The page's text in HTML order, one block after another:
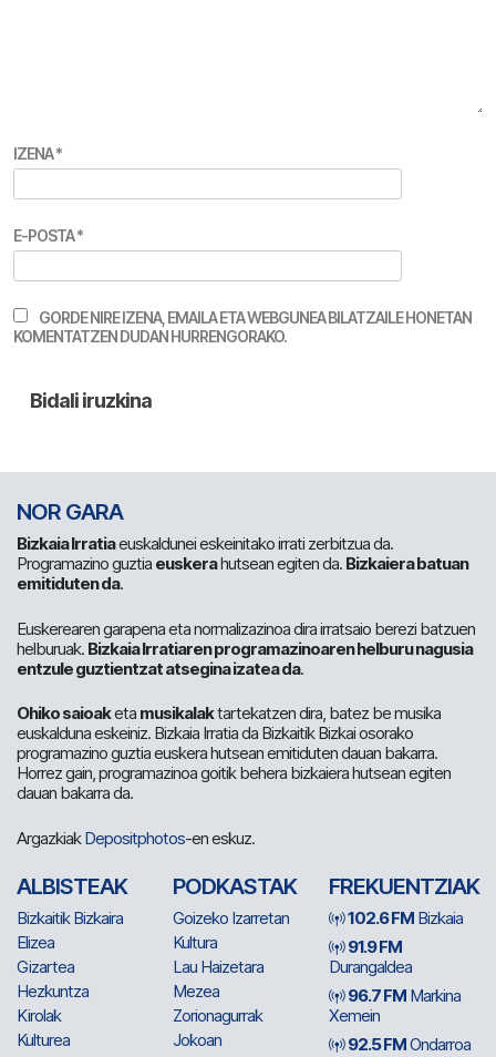
IZENA*
E-POSTA*
GORDE NIRE IZENA, EMAILA ETA WEBGUNEA BILATZAILE HONETAN
KOMENTATZEN DUDAN HURRENGORAKO.
NOR GARA
Bizkaia Irratiaeuskaldunei eskeinitako irrati zerbitzua da.
Programazino guztia euskerahutsean egiten da. Bizkaiera batuan
emitiduten da.
Euskerearen garapena eta normalizazinoa dira irratsaio berezi batzuen
helburuak. Bizkaia Irratiaren programazinoaren helburu nagusia
entzule guztientzat atsegina izatea da.
Ohiko saioaketa musikalaktartekatzen dira, batez be musika
euskalduna eskeiniz. Bizkaia Irratia da Bizkaitik Bizkai osorako
programazino guztia euskera hutsean emitiduten dauan bakarra.
Horrez gain, programazinoa goitik behera bizkaiera hutsean egiten
dauan bakarra da.
ArgazkiakDepositphotos-en eskuz.
ALBISTEAK
Bizkaitik Bizkaira
Elizea
Gizartea
Hezkuntza
Kirolak
Kulturea
PODKASTAK
Goizeko Izarretan
Kultura
Lau Haizetara
Mezea
Zorionagurrak
Jokoan
FREKUENTZIAK
102.6 FM Bizkaia
91.9 FM
Durangaldea
96.7 FM Markina
Xemein
92.5 FMOndarroa